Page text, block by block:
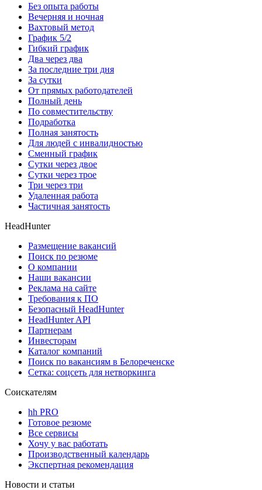
Без опыта работы
Вечерняя и ночная
Вахтовый метод
График 5/2
Гибкий график
Два через два
За последние три дня
За сутки
От прямых работодателей
Полный день
По совместительству
Подработка
Полная занятость
Для людей с инвалидностью
Сменный график
Сутки через двое
Сутки через трое
Три через три
Удаленная работа
Частичная занятость
HeadHunter
Размещение вакансий
Поиск по резюме
О компании
Наши вакансии
Реклама на сайте
Требования к ПО
Безопасный HeadHunter
HeadHunter API
Партнерам
Инвесторам
Каталог компаний
Поиск по вакансиям в Белореченске
Сетка: соцсеть для нетворкинга
Соискателям
hh PRO
Готовое резюме
Все сервисы
Хочу у вас работать
Производственный календарь
Экспертная рекомендация
Новости и статьи